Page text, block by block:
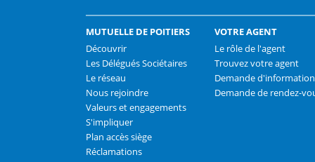
MUTUELLE DE POITIERS
Découvrir
Les Délégués Sociétaires
Le réseau
Nous rejoindre
Valeurs et engagements
S'impliquer
Plan accès siège
Réclamations
VOTRE AGENT
Le rôle de l'agent
Trouvez votre agent
Demande
Demande de rendez-